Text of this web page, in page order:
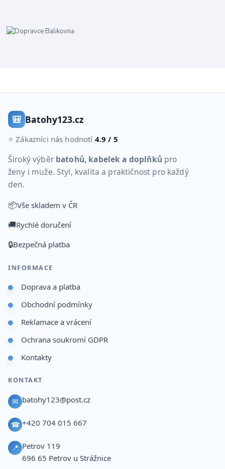
🎒 Batohy123.cz
⭐ Zákazníci nás hodnotí 4.9 / 5
Široký výběr batohů, kabelek a doplňků pro
ženy i muže. Styl, kvalita a praktičnost pro každý
den.
📦Vše skladem v ČR
🚚Rychlé doručení
🔒Bezpečná platba
INFORMACE
Doprava a platba
Obchodní podmínky
Reklamace a vrácení
Ochrana soukromí GDPR
Kontakty
KONTAKT
✉ batohy123@post.cz
☎ +420 704 015 667
📍 Petrov 119
696 65 Petrov u Strážnice